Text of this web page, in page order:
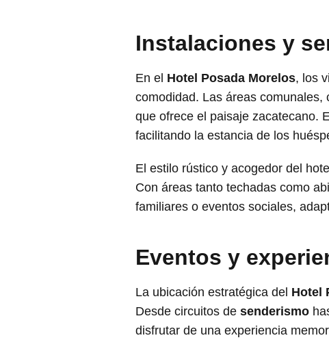
Instalaciones y
En el Hotel Posada Morelos, los
comodidad. Las áreas
que ofrece el paisaje zacatecano.
facilitando la estancia de los
El estilo rústico y acogedor del
Con áreas tanto techadas como
familiares o eventos sociales,
Eventos y
La ubicación estratégica del Hotel
Desde circuitos de senderismo
disfrutar de una experiencia